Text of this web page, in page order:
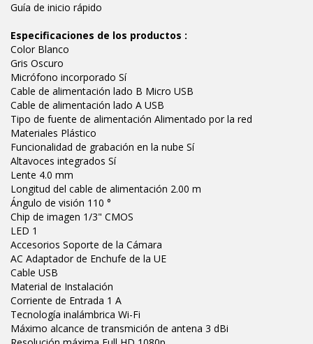
Guía de inicio rápido
Especificaciones de los productos :
Color Blanco
Gris Oscuro
Micrófono incorporado Sí
Cable de alimentación lado B Micro USB
Cable de alimentación lado A USB
Tipo de fuente de alimentación Alimentado por la red
Materiales Plástico
Funcionalidad de grabación en la nube Sí
Altavoces integrados Sí
Lente 4.0 mm
Longitud del cable de alimentación 2.00 m
Ángulo de visión 110 °
Chip de imagen 1/3" CMOS
LED 1
Accesorios Soporte de la Cámara
AC Adaptador de Enchufe de la UE
Cable USB
Material de Instalación
Corriente de Entrada 1 A
Tecnología inalámbrica Wi-Fi
Máximo alcance de transmición de antena 3 dBi